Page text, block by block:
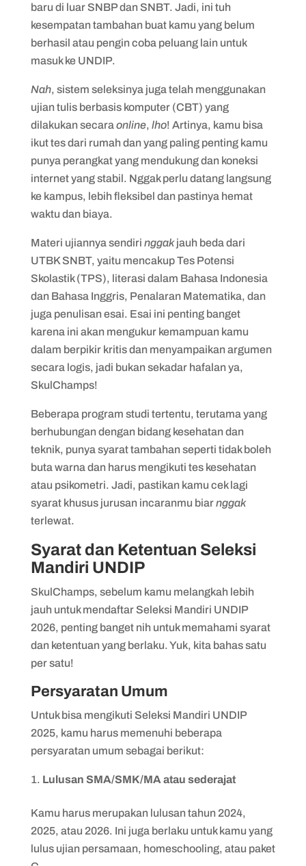
baru di luar SNBP dan SNBT. Jadi, ini tuh
kesempatan tambahan buat kamu yang belum
berhasil atau pengin coba peluang lain untuk
masuk ke UNDIP.
Nah, sistem seleksinya juga telah menggunakan
ujian tulis berbasis komputer (CBT) yang
dilakukan secara online, lho! Artinya, kamu bisa
ikut tes dari rumah dan yang paling penting kamu
punya perangkat yang mendukung dan koneksi
internet yang stabil. Nggak perlu datang langsung
ke kampus, lebih fleksibel dan pastinya hemat
waktu dan biaya.
Materi ujiannya sendiri nggakjauh beda dari
UTBK SNBT, yaitu mencakup Tes Potensi
Skolastik (TPS), literasi dalam Bahasa Indonesia
dan Bahasa Inggris, Penalaran Matematika, dan
juga penulisan esai. Esai ini penting banget
karena ini akan mengukur kemampuan kamu
dalam berpikir kritis dan menyampaikan argumen
secara logis, jadi bukan sekadar hafalan ya,
SkulChamps!
Beberapa program studi tertentu, terutama yang
berhubungan dengan bidang kesehatan dan
teknik, punya syarat tambahan seperti tidak boleh
buta warna dan harus mengikuti tes kesehatan
atau psikometri. Jadi, pastikan kamu cek lagi
syarat khusus jurusan incaranmu biarnggak
terlewat.
Syarat dan Ketentuan Seleksi
Mandiri UNDIP
SkulChamps, sebelum kamu melangkah lebih
jauh untuk mendaftar Seleksi Mandiri UNDIP
2026, penting banget nih untuk memahami syarat
dan ketentuan yang berlaku. Yuk, kita bahas satu
per satu!
Persyaratan Umum
Untuk bisa mengikuti Seleksi Mandiri UNDIP
2025, kamu harus memenuhi beberapa
persyaratan umum sebagai berikut:
Lulusan SMA/SMK/MA atau sederajat
Kamu harus merupakan lulusan tahun 2024,
2025, atau 2026. Ini juga berlaku untuk kamu yang
lulus ujian persamaan, homeschooling, atau paket